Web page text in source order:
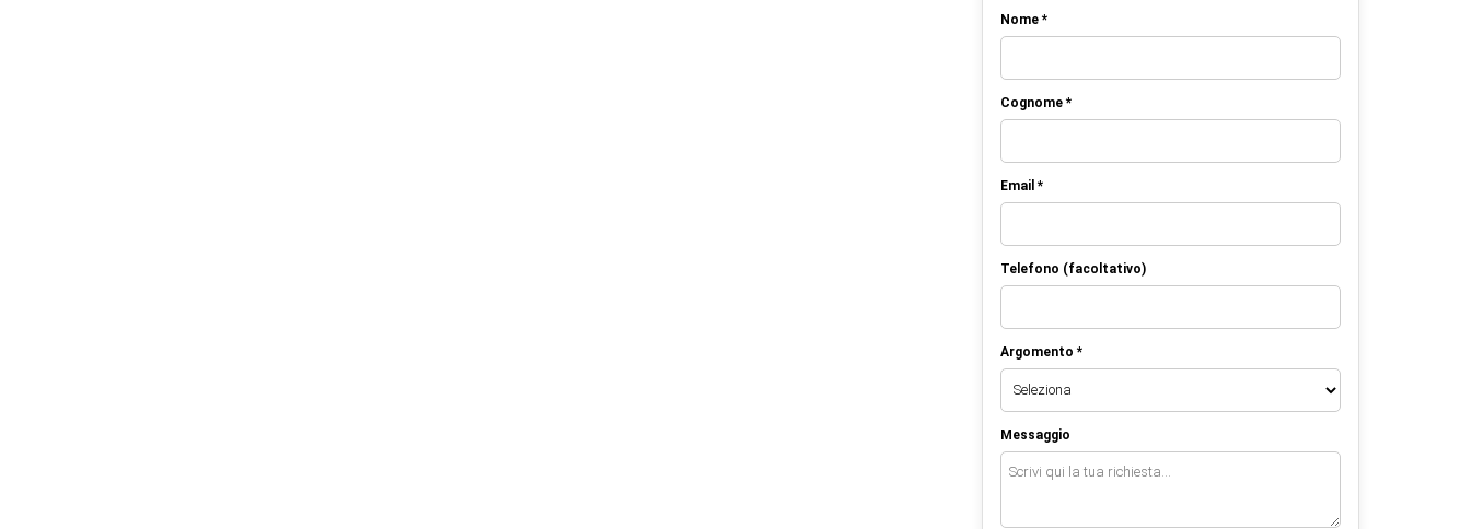
Nome *
Cognome *
Email *
Telefono (facoltativo)
Argomento *
Messaggio